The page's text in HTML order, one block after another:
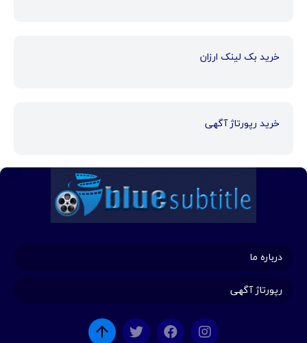
خرید بک لینک ارزان
خرید رپورتاژ آگهی
درباره ما
رپورتاژ آگهی